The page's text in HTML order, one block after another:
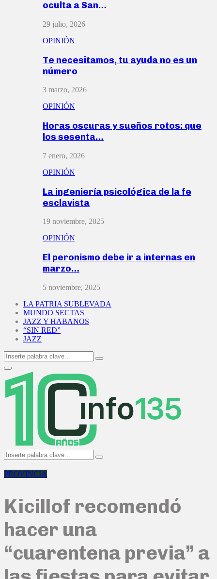
oculta a San…
29 julio, 2026
OPINIÓN
Te necesitamos, tu ayuda no es un
número
3 marzo, 2026
OPINIÓN
Horas oscuras y sueños rotos: que
los sesenta…
7 enero, 2026
OPINIÓN
La ingeniería psicológica de la fe
esclavista
19 noviembre, 2025
OPINIÓN
El peronismo debe ir a internas en
marzo…
5 noviembre, 2025
LA PATRIA SUBLEVADA
MUNDO SECTAS
JAZZ Y HABANOS
“SIN RED”
JAZZ
Search
for:
Search
Primary
Menu
Search
for:
Search
PROVINCIA
Kicillof recomendó
hacer una
“cuarentena previa” a